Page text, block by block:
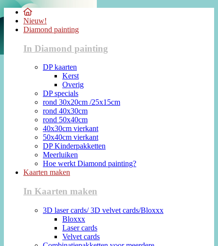
Nieuw!
Diamond painting
In Diamond painting
DP kaarten
Kerst
Overig
DP specials
rond 30x20cm /25x15cm
rond 40x30cm
rond 50x40cm
40x30cm vierkant
50x40cm vierkant
DP Kinderpakketten
Meerluiken
Hoe werkt Diamond painting?
Kaarten maken
In Kaarten maken
3D laser cards/ 3D velvet cards/Bloxxx
Bloxxx
Laser cards
Velvet cards